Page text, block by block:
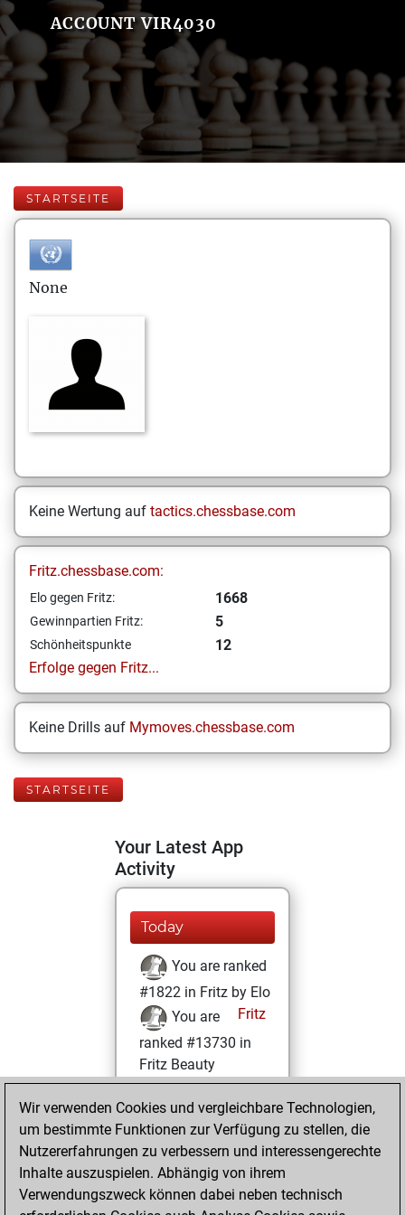
ACCOUNT VIR4030
STARTSEITE
None
Keine Wertung auf tactics.chessbase.com
Fritz.chessbase.com:
Elo gegen Fritz: 1668
Gewinnpartien Fritz: 5
Schönheitspunkte
12
Erfolge gegen Fritz...
Keine Drills auf Mymoves.chessbase.com
STARTSEITE
Your Latest App
Activity
Today
You are ranked
#1822 in Fritz by Elo
Fritz
You are
ranked #13730 in
Fritz Beauty
Montag, März 25,
2024
You won
against Fritz
Fritz
Wir verwenden Cookies und vergleichbare Technologien,
um bestimmte Funktionen zur Verfügung zu stellen, die
Nutzererfahrungen zu verbessern und interessengerechte
Inhalte auszuspielen. Abhängig von ihrem
Verwendungszweck können dabei neben technisch